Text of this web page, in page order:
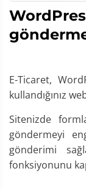
E-Ticaret,
kullandığınız
Sitenizde
göndermeyi
gönderimi
fonksiyonunu